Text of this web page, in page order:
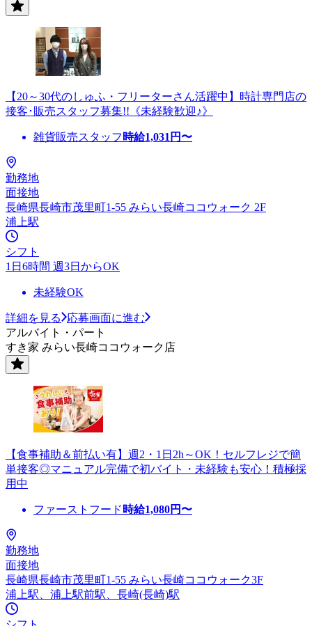
【20～30代のしゅふ・フリーターさん活躍中】時計専門店の
接客･販売スタッフ募集!!《未経験歓迎♪》
雑貨販売スタッフ 時給1,031 円〜
勤務地
面接地
長崎県長崎市茂里町1-55 みらい長崎ココウォーク 2F
浦上駅
シフト
1日6時間 週3日からOK
未経験OK
詳細を見る
応募画面に進む
アルバイト・パート
すき家 みらい長崎ココウォーク店
【食事補助＆前払い有】週2・1日2h～OK！セルフレジで簡
単接客◎マニュアル完備で初バイト・未経験も安心！積極採
用中
ファーストフード 時給1,080円〜
勤務地
面接地
長崎県長崎市茂里町1-55 みらい長崎ココウォーク3F
浦上駅、浦上駅前駅、長崎(長崎)駅